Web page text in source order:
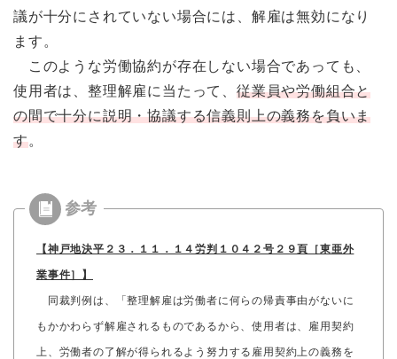
議が十分にされていない場合には、解雇は無効になり
ます。
このような労働協約が存在しない場合であっても、
使用者は、整理解雇に当たって、 従業員や労働組合と
の間で十分に説明・協議する信義則上の義務を負いま
す。
【神戸地決平２３．１１．１４労判１０４２号２９頁［東亜外
業事件］】
同裁判例は、「整理解雇は労働者に何らの帰責事由がないに
もかかわらず解雇されるものであるから、使用者は、雇用契約
上、労働者の了解が得られるよう努力する雇用契約上の義務を